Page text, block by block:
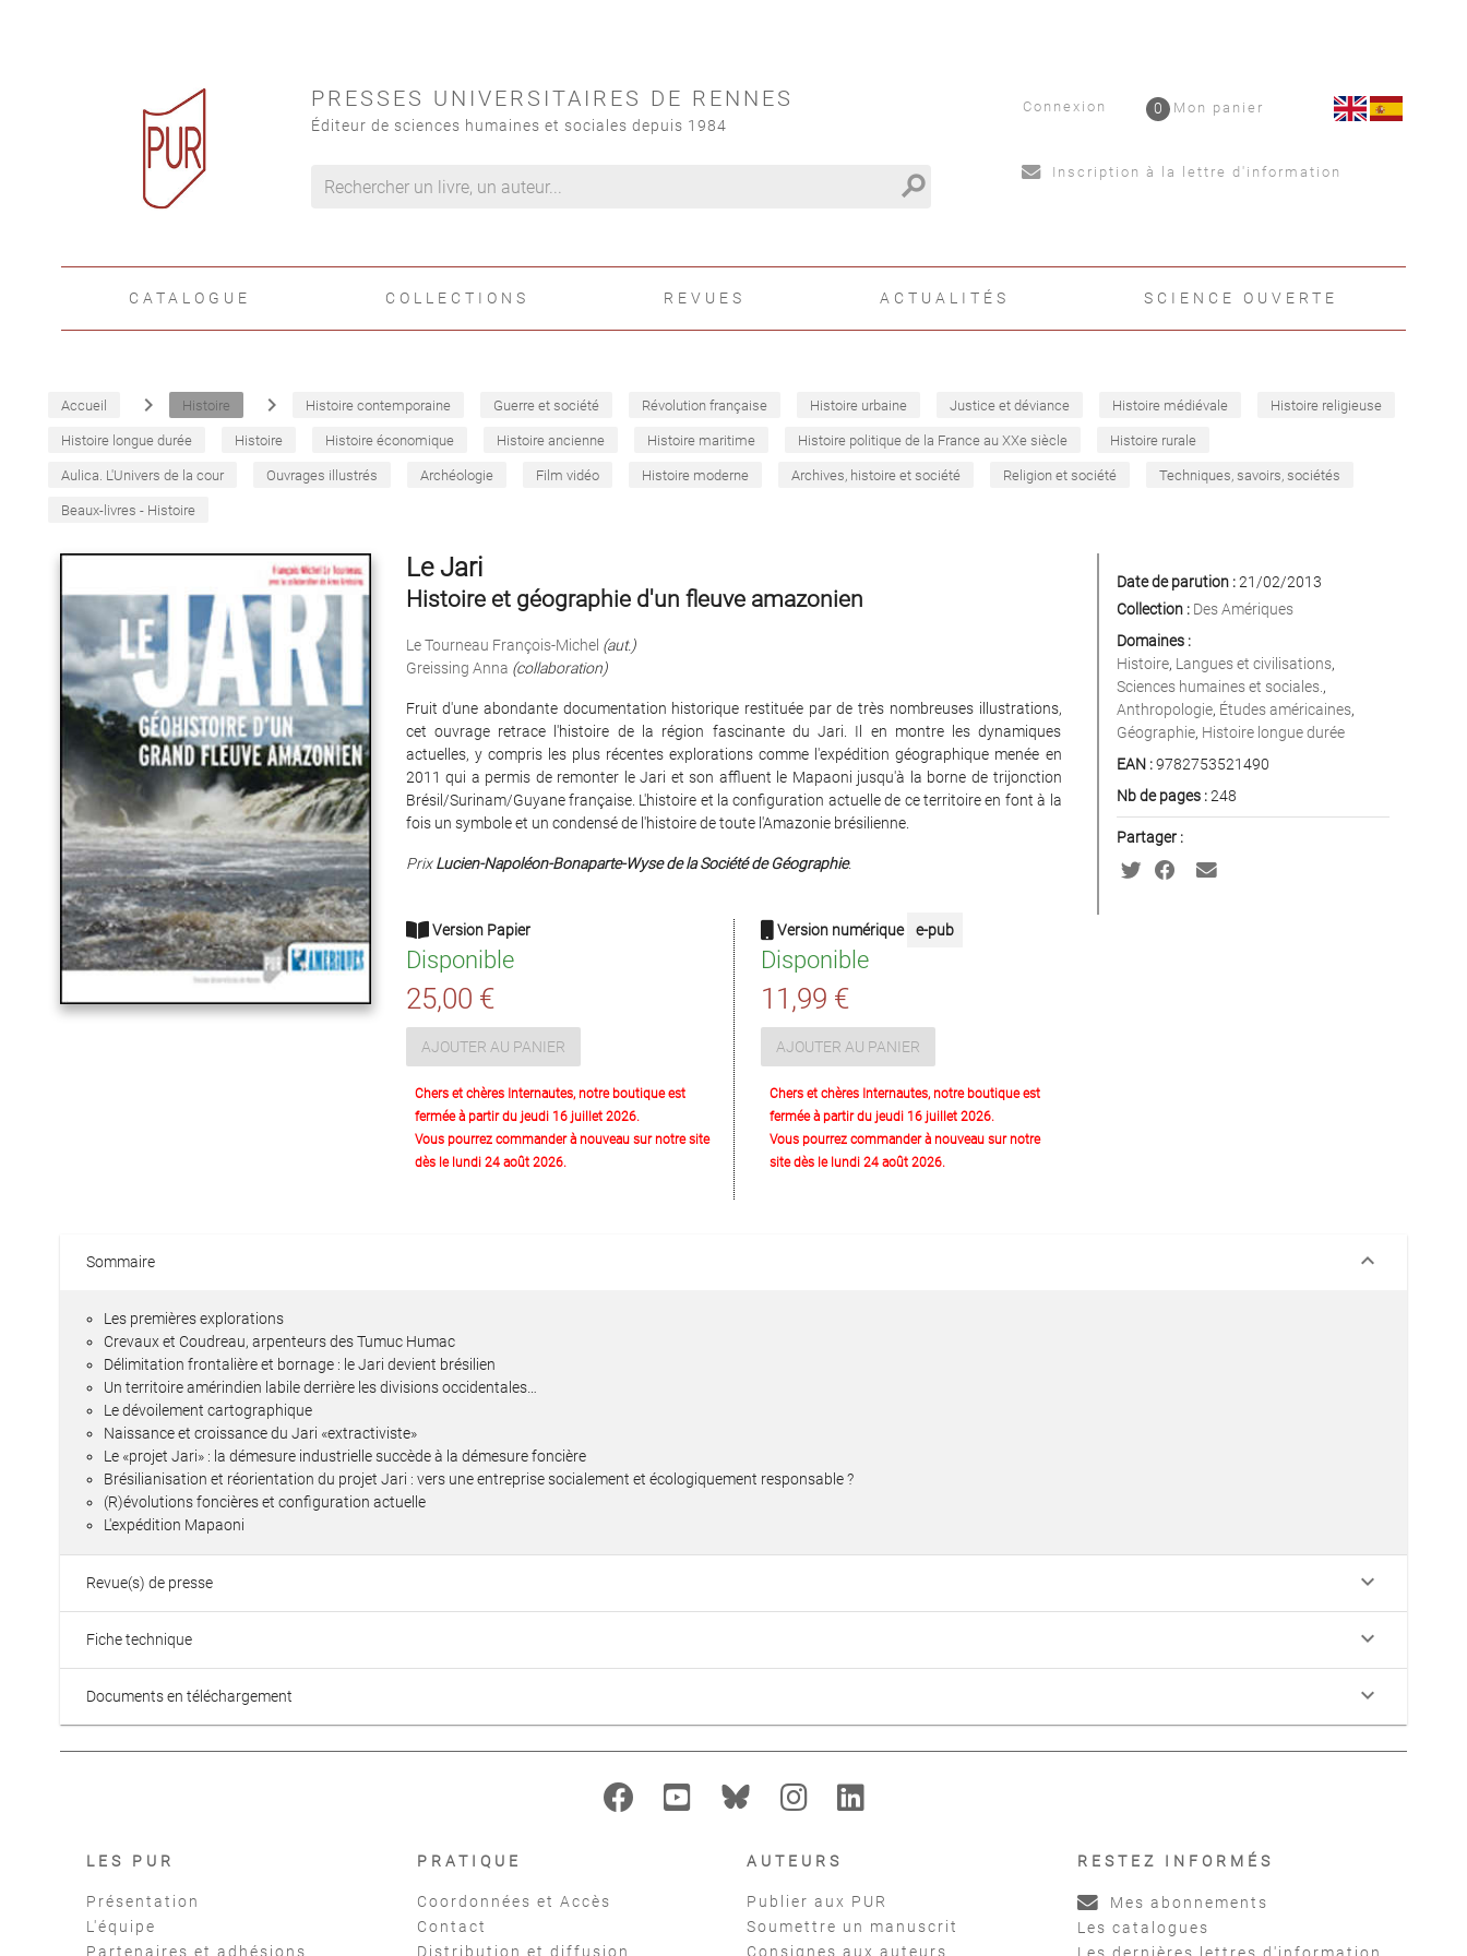
PRESSES UNIVERSITAIRES DE RENNES
Éditeur de sciences humaines et sociales depuis 1984
search
Connexion Mon panier
0
Inscription à la lettre d'information
CATALOGUE COLLECTIONS REVUES ACTUALITÉS SCIENCE OUVERTE
Accueil navigate_next Histoire navigate_next Histoire contemporaine Guerre et société Révolution française Histoire urbaine Justice et déviance Histoire médiévale Histoire religieuse
Histoire longue durée Histoire Histoire économique Histoire ancienne Histoire maritime Histoire politique de la France au XXe siècle Histoire rurale
Aulica. L'Univers de la cour Ouvrages illustrés Archéologie Film vidéo Histoire moderne Archives, histoire et société Religion et société Techniques, savoirs, sociétés
Beaux-livres - Histoire
Le Jari
Histoire et géographie d'un fleuve amazonien
Le Tourneau François-Michel (aut.)
Greissing Anna (collaboration)
Fruit d'une abondante documentation historique restituée par de très nombreuses illustrations,
cet ouvrage retrace l'histoire de la région fascinante du Jari. Il en montre les dynamiques
actuelles, y compris les plus récentes explorations comme l'expédition géographique menée en
2011 qui a permis de remonter le Jari et son affluent le Mapaoni jusqu'à la borne de trijonction
Brésil/Surinam/Guyane française. L'histoire et la configuration actuelle de ce territoire en font à la
fois un symbole et un condensé de l'histoire de toute l'Amazonie brésilienne.
PrixLucien-Napoléon-Bonaparte-Wyse de la Société de Géographie.
Version Papier
Disponible
25,00 €
AJOUTER AU PANIER
Chers et chères Internautes, notre boutique est
fermée à partir du jeudi 16 juillet 2026.
Vous pourrez commander à nouveau sur notre site
dès le lundi 24 août 2026.
Version numérique e-pub
Disponible
11,99 €
AJOUTER AU PANIER
Chers et chères Internautes, notre boutique est
fermée à partir du jeudi 16 juillet 2026.
Vous pourrez commander à nouveau sur notre
site dès le lundi 24 août 2026.
Date de parution :21/02/2013
Collection : Des Amériques
Domaines :
Histoire, Langues et civilisations,
Sciences humaines et sociales. ,
Anthropologie, Études américaines,
Géographie, Histoire longue durée
EAN :9782753521490
Nb de pages :248
Partager :
Sommaire keyboard_arrow_down
Les premières explorations
Crevaux et Coudreau, arpenteurs des Tumuc Humac
Délimitation frontalière et bornage : le Jari devient brésilien
Un territoire amérindien labile derrière les divisions occidentales…
Le dévoilement cartographique
Naissance et croissance du Jari «extractiviste»
Le «projet Jari» : la démesure industrielle succède à la démesure foncière
Brésilianisation et réorientation du projet Jari : vers une entreprise socialement et écologiquement responsable ?
(R)évolutions foncières et configuration actuelle
L'expédition Mapaoni
Revue(s) de presse keyboard_arrow_down
Fiche technique keyboard_arrow_down
Documents en téléchargement keyboard_arrow_down
LES PUR
Présentation
L'équipe
Partenaires et adhésions
PRATIQUE
Coordonnées et Accès
Contact
Distribution et diffusion
AUTEURS
Publier aux PUR
Soumettre un manuscrit
Consignes aux auteurs
RESTEZ INFORMÉS
Mes abonnements
Les catalogues